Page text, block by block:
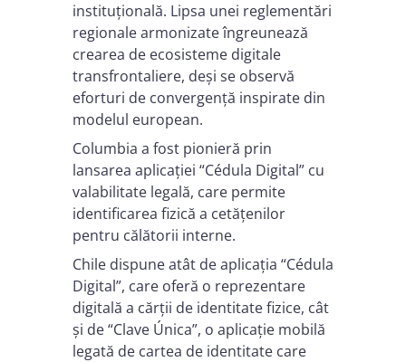
instituțională. Lipsa unei reglementări
regionale armonizate îngreunează
crearea de ecosisteme digitale
transfrontaliere, deși se observă
eforturi de convergență inspirate din
modelul european.
Columbia a fost pionieră prin
lansarea aplicației “Cédula Digital” cu
valabilitate legală, care permite
identificarea fizică a cetățenilor
pentru călătorii interne.
Chile dispune atât de aplicația “Cédula
Digital”, care oferă o reprezentare
digitală a cărții de identitate fizice, cât
și de “Clave Única”, o aplicație mobilă
legată de cartea de identitate care